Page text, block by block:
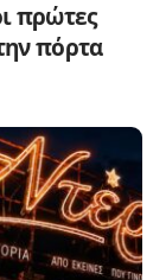
πρώτες
πόρτα